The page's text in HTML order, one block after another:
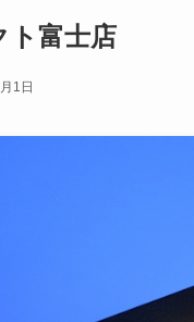
ト富士店
1日